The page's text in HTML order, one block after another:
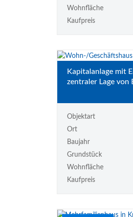
Wohnfläche
Kaufpreis
Kapitalanlage mit
zentraler Lage von
Objektart
Ort
Baujahr
Grundstück
Wohnfläche
Kaufpreis